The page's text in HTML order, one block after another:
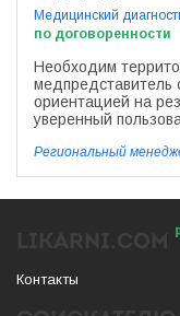
Медицинский
по договоренности
Необходим
медпредставитель
ориентацией на
уверенный
Региональный
Контакты